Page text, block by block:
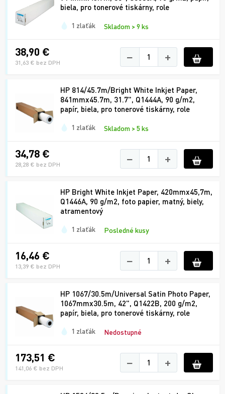
biela, pro tonerové tiskárny, role
1 zlaťák Skladom > 9 ks
38,90 €
31,63 € bez DPH − +
HP 814/45.7m/Bright White Inkjet Paper,
841mmx45.7m, 31.7", Q1444A, 90 g/m2,
papír, biela, pro tonerové tiskárny, role
1 zlaťák Skladom > 5 ks
34,78 €
28,28 € bez DPH − +
HP Bright White Inkjet Paper, 420mmx45,7m,
Q1446A, 90 g/m2, foto papier, matný, biely,
atramentový
1 zlaťák Posledné kusy
16,46 €
13,39 € bez DPH − +
HP 1067/30.5m/Universal Satin Photo Paper,
1067mmx30.5m, 42", Q1422B, 200 g/m2,
papír, biela, pro tonerové tiskárny, role
1 zlaťák Nedostupné
173,51 €
141,06 € bez DPH − +